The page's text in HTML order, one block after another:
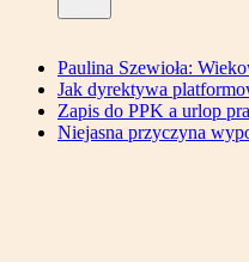
Paulina Szewioła:
Jak dyrektywa
Zapis do PPK a urlop
Niejasna przyczyna